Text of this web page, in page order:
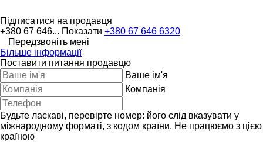
Підписатися на продавця
+380 67 646... Показати +380 67 646 6320
Передзвоніть мені
Більше інформації
Поставити питання продавцю
Ваше ім'я
Компанія
Будьте ласкаві, перевірте номер: його слід вказувати у
міжнародному форматі, з кодом країни. Не працюємо з цією
країною